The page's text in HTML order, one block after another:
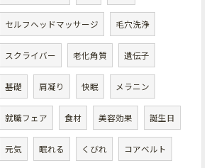
セルフヘッドマッサージ 毛穴洗浄
スクライバー 老化角質 遺伝子
基礎 肩凝り 快眠 メラニン
就職フェア 食材 美容効果 誕生日
元気 眠れる くびれ コアベルト